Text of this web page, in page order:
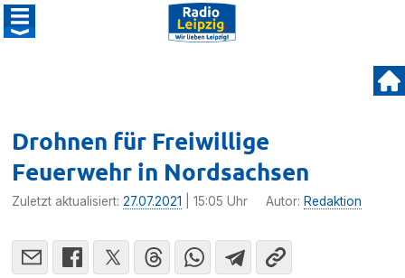
Drohnen für Freiwillige
Feuerwehr in Nordsachsen
Zuletzt aktualisiert:27.07.2021 | 15:05 Uhr Autor: Redaktion